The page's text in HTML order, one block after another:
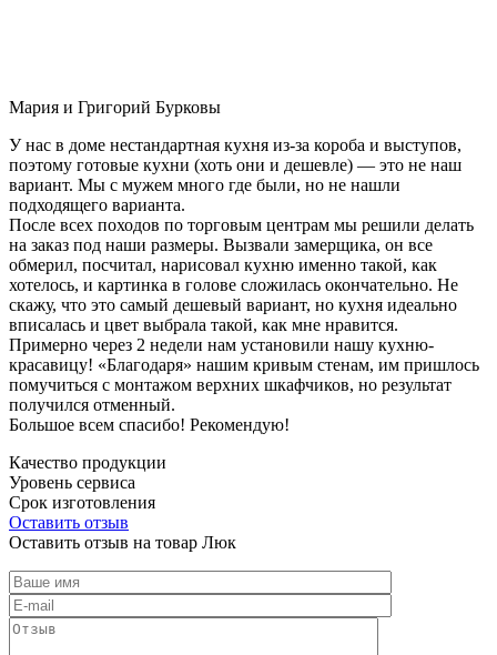
Мария и Григорий Бурковы
У нас в доме нестандартная кухня из-за короба и выступов,
поэтому готовые кухни (хоть они и дешевле) — это не наш
вариант. Мы с мужем много где были, но не нашли
подходящего варианта.
После всех походов по торговым центрам мы решили делать
на заказ под наши размеры. Вызвали замерщика, он все
обмерил, посчитал, нарисовал кухню именно такой, как
хотелось, и картинка в голове сложилась окончательно. Не
скажу, что это самый дешевый вариант, но кухня идеально
вписалась и цвет выбрала такой, как мне нравится.
Примерно через 2 недели нам установили нашу кухню-
красавицу! «Благодаря» нашим кривым стенам, им пришлось
помучиться с монтажом верхних шкафчиков, но результат
получился отменный.
Большое всем спасибо! Рекомендую!
Качество продукции
Уровень сервиса
Срок изготовления
Оставить отзыв
Оставить отзыв на товар Люк